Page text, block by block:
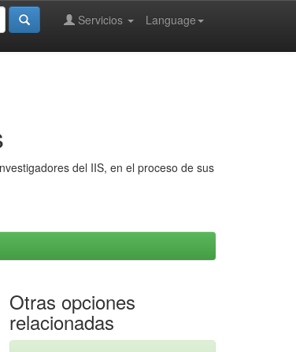
Language
Servicios
del IIS, en el proceso de sus
Otras opciones
relacionadas